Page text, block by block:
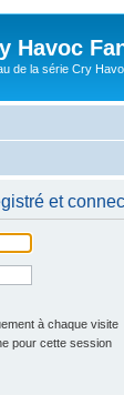
Havoc
de la série Cry
et
à chaque visite
pour cette session